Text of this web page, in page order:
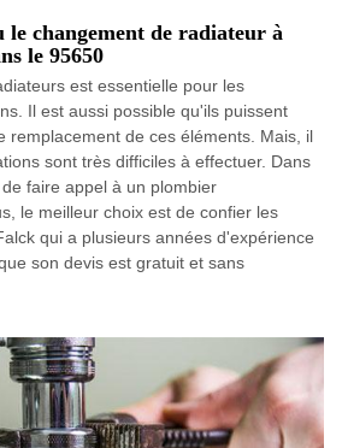
le changement de radiateur à
le 95650
est essentielle pour les
Il est aussi possible qu'ils puissent
remplacement de ces éléments. Mais, il
sont très difficiles à effectuer. Dans
faire appel à un plombier
le meilleur choix est de confier les
qui a plusieurs années d'expérience
son devis est gratuit et sans